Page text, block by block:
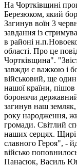
На Чортківщині
Березюком, який
Загинув воїн 3
завдання із
в районі
області. Про це
Чортківщина".
завжди є важкою і
військовий, ще
нашої країни,
боронячи державний
загинув наш
року народження,
громади. Світлий
наших серцях. Щирі
славного Героя", -
військо
Панасюк, Василь